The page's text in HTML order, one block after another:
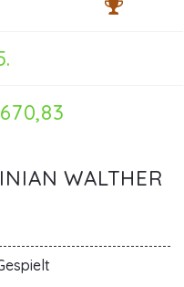
WALTHER